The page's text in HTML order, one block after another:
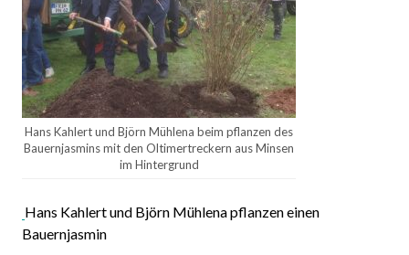
Hans Kahlert und Björn Mühlena beim pflanzen des
Bauernjasmins mit den Oltimertreckern aus Minsen
im Hintergrund
Hans Kahlert und Björn Mühlena pflanzen einen
Bauernjasmin